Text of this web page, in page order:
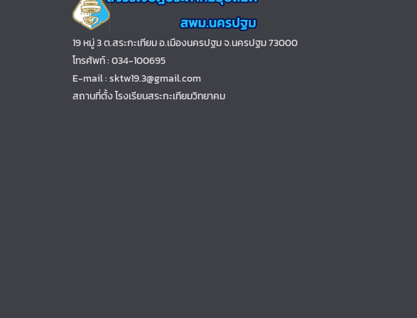
19 หมู่ 3 ต.สระกะเทียม อ.เมืองนครปฐม จ.นครปฐม 73000
โทรศัพท์ : 034-100695
E-mail : sktw19.3@gmail.com
สถานที่ตั้ง โรงเรียนสระกะเทียมวิทยาคม